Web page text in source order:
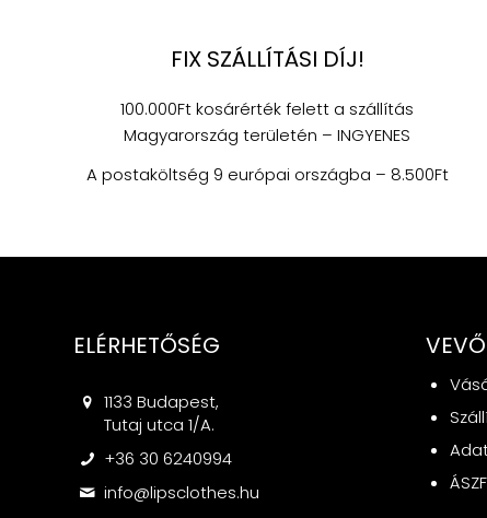
FIX SZÁLLÍTÁSI DÍJ!
100.000Ft kosárérték felett a szállítás
Magyarország területén – INGYENES
A postaköltség 9 európai országba – 8.500Ft
ELÉRHETŐSÉG
1133 Budapest,
Tutaj utca 1/A.
+36 30 6240994
info@lipsclothes.hu
ÁSZF